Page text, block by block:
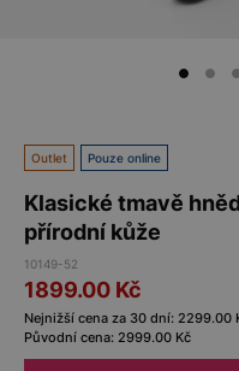
Outlet Pouze online
Klasické tmavě
přírodní kůže
10149-52
1899.00 Kč
Nejnižší cena za 30 dní: 2299.00
Původní cena: 2999.00 Kč